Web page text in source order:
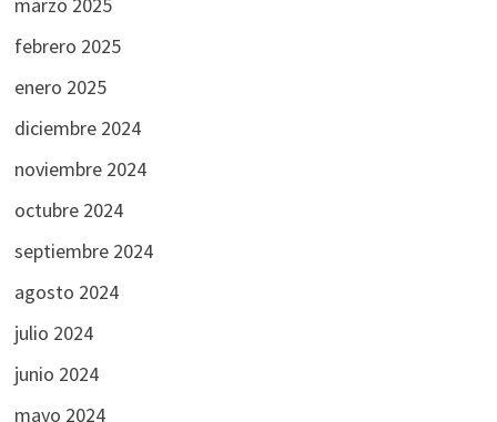
febrero 2025
enero 2025
diciembre 2024
noviembre 2024
octubre 2024
septiembre 2024
agosto 2024
julio 2024
junio 2024
mayo 2024